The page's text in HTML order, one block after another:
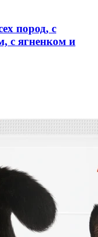
пород, с
с ягненком и